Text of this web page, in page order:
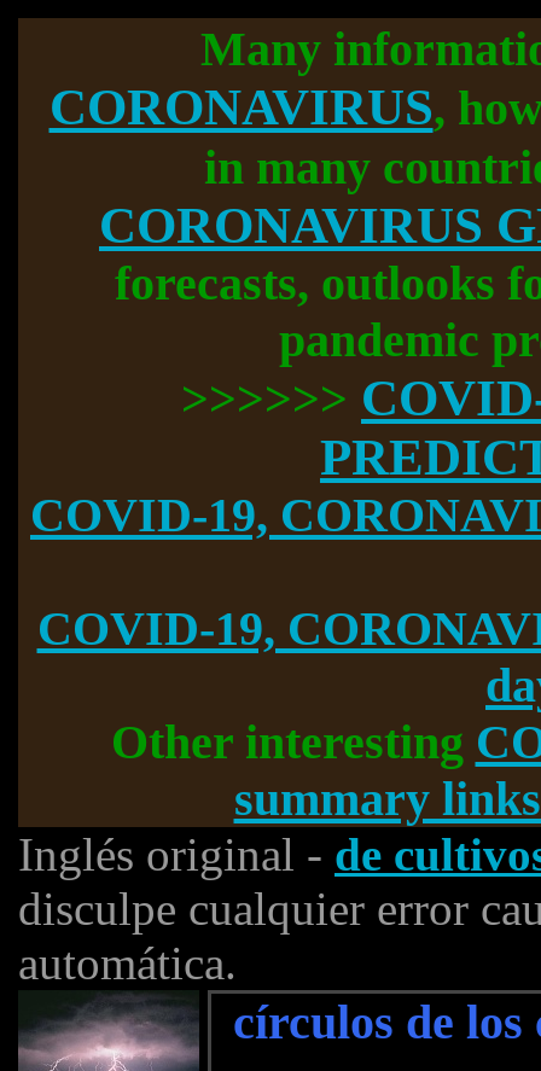
Many
CORONAVIRUS,
in many
CORONAVIRUS
forecasts, outlooks
pandemic
>>>>>>
COVID-19,
COVID-19,
Other interesting
summary
Inglés original - de
disculpe cualquier error
automática.
círculos de